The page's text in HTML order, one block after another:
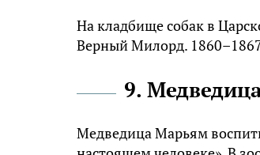
На кладбище собак в
Верный Милорд.
9.
Медведица Марьям